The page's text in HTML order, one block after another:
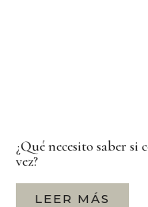
¿Qué necesito saber
vez?
LEER MÁS